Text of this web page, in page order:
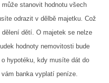
stanovit hodnotu všech
odrazit v dělbě majetku. Což
dětí. O majetek se nelze
hodnoty nemovitosti bude
hypotéku, kdy musíte dát do
banka vyplatí peníze.